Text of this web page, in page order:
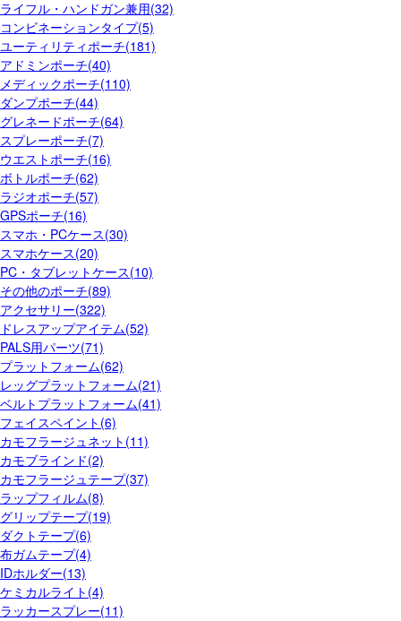
ライフル・ハンドガン兼用(32)
コンビネーションタイプ(5)
ユーティリティポーチ(181)
アドミンポーチ(40)
メディックポーチ(110)
ダンプポーチ(44)
グレネードポーチ(64)
スプレーポーチ(7)
ウエストポーチ(16)
ボトルポーチ(62)
ラジオポーチ(57)
GPSポーチ(16)
スマホ・PCケース(30)
スマホケース(20)
PC・タブレットケース(10)
その他のポーチ(89)
アクセサリー(322)
ドレスアップアイテム(52)
PALS用パーツ(71)
プラットフォーム(62)
レッグプラットフォーム(21)
ベルトプラットフォーム(41)
フェイスペイント(6)
カモフラージュネット(11)
カモブラインド(2)
カモフラージュテープ(37)
ラップフィルム(8)
グリップテープ(19)
ダクトテープ(6)
布ガムテープ(4)
IDホルダー(13)
ケミカルライト(4)
ラッカースプレー(11)